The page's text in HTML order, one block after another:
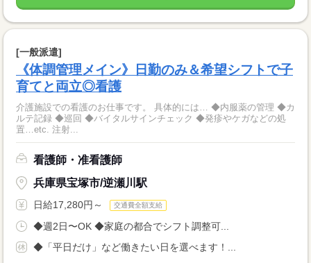
[一般派遣]
《体調管理メイン》日勤のみ＆希望シフトで子
育てと両立◎看護
介護施設での看護のお仕事です。 具体的には… ◆内服薬の管理 ◆カ
ルテ記録 ◆巡回 ◆バイタルサインチェック ◆発疹やケガなどの処
置…etc. 注射...
看護師・准看護師
兵庫県宝塚市/逆瀬川駅
日給17,280円～ 交通費全額支給
◆週2日〜OK ◆家庭の都合でシフト調整可...
◆「平日だけ」など働きたい日を選べます！...